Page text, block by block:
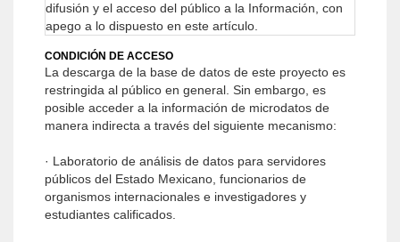
difusión y el acceso del público a la Información, con
apego a lo dispuesto en este artículo.
CONDICIÓN DE ACCESO
La descarga de la base de datos de este proyecto es
restringida al público en general. Sin embargo, es
posible acceder a la información de microdatos de
manera indirecta a través del siguiente mecanismo:
· Laboratorio de análisis de datos para servidores
públicos del Estado Mexicano, funcionarios de
organismos internacionales e investigadores y
estudiantes calificados.